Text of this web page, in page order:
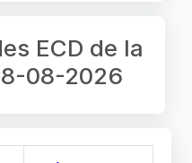
ECD de la
08-2026